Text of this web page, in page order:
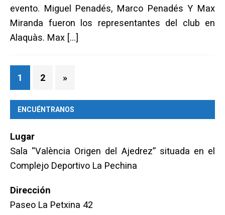
evento. Miguel Penadés, Marco Penadés Y Max
Miranda fueron los representantes del club en
Alaquàs. Max […]
1 2 »
ENCUÉNTRANOS
Lugar
Sala “València Origen del Ajedrez” situada en el
Complejo Deportivo La Pechina
Dirección
Paseo La Petxina 42